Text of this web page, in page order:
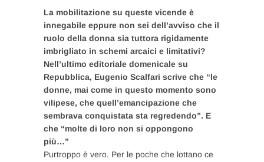
La mobilitazione su queste vicende è
innegabile eppure non sei dell’avviso che il
ruolo della donna sia tuttora rigidamente
imbrigliato in schemi arcaici e limitativi?
Nell’ultimo editoriale domenicale su
Repubblica, Eugenio Scalfari scrive che “le
donne, mai come in questo momento sono
vilipese, che quell’emancipazione che
sembrava conquistata sta regredendo”. E
che “molte di loro non si oppongono
più…”
Purtroppo è vero. Per le poche che lottano ce